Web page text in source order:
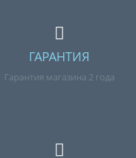
ГАРАНТИЯ
Гарантия магазина 2 года